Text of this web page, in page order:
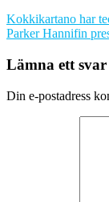
Kokkikartano har
Parker Hannifin
Lämna ett svar
Din e-postadress